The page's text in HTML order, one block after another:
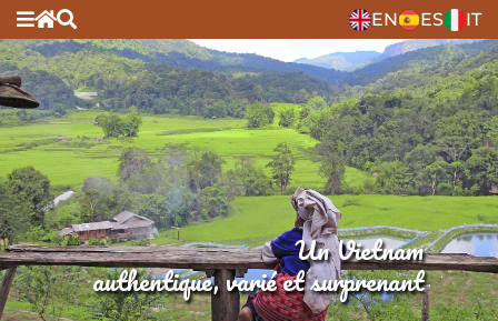
EN ES IT
Un Vietnam
authentique, varié et surprenant